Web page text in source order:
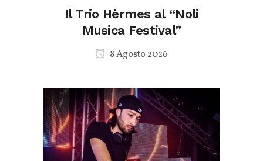
Il Trio Hèrmes al “Noli
Musica Festival”
8 Agosto 2026